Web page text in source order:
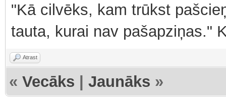
"Kā cilvēks, kam trūkst
tauta, kurai nav pašapziņas."
Atrast
« Vecāks Jaunāks »